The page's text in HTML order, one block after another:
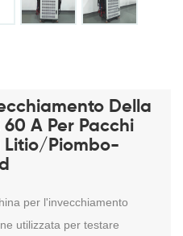
Della
60 A Per Pacchi
Litio/piombo-
per l'invecchiamento
utilizzata per testare